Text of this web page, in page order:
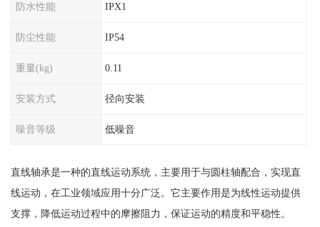
防水性能 IPX1
防尘性能 IP54
重量(kg) 0.11
安装方式 径向安装
噪音等级 低噪音
直线轴承是一种的直线运动系统，主要用于与圆柱轴配合，实现直
线运动，在工业领域应用十分广泛。它主要作用是为线性运动提供
支撑，降低运动过程中的摩擦阻力，保证运动的精度和平稳性。